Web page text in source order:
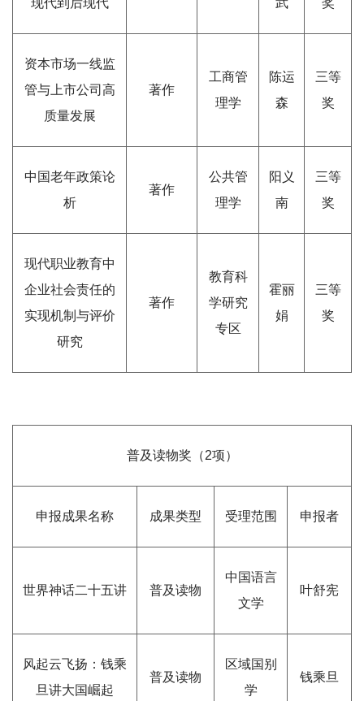
现代到后现代
武
奖
资本市场一线监
管与上市公司高
质量发展
著作
工商管
理学
陈运
森
三等
奖
中国老年政策论
析
著作
公共管
理学
阳义
南
三等
奖
现代职业教育中
企业社会责任的
实现机制与评价
研究
著作
教育科
学研究
专区
霍丽
娟
三等
奖
普及读物奖（2项）
申报成果名称 成果类型 受理范围 申报者
世界神话二十五讲 普及读物
中国语言
文学
叶舒宪
风起云飞扬：钱乘
旦讲大国崛起
普及读物
区域国别
学
钱乘旦